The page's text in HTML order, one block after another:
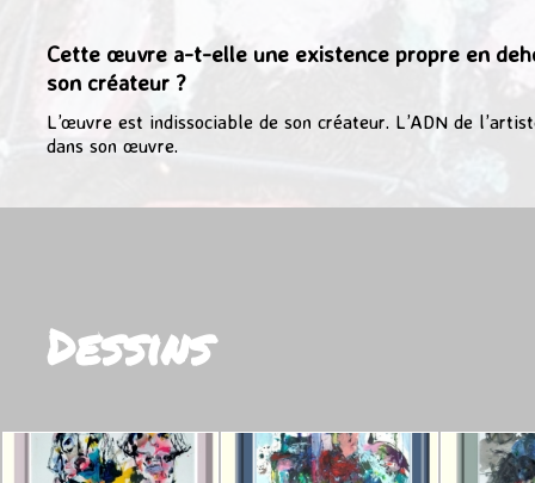
Cette œuvre a-t-elle une existence propre en
son créateur ?
L’œuvre est indissociable de son créateur. L’ADN de
dans son œuvre.
Dessins